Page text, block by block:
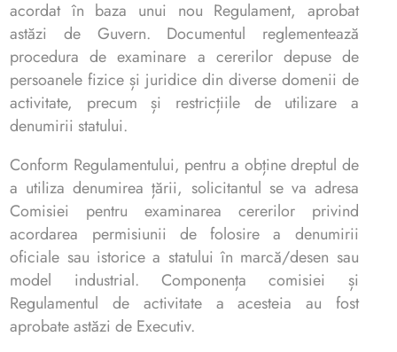
acordat în baza unui nou Regulament, aprobat
astăzi de Guvern. Documentul reglementează
procedura de examinare a cererilor depuse de
persoanele fizice și juridice din diverse domenii de
activitate, precum și restricțiile de utilizare a
denumirii statului.
Conform Regulamentului, pentru a obține dreptul de
a utiliza denumirea țării, solicitantul se va adresa
Comisiei pentru examinarea cererilor privind
acordarea permisiunii de folosire a denumirii
oficiale sau istorice a statului în marcă/desen sau
model industrial. Componența comisiei și
Regulamentul de activitate a acesteia au fost
aprobate astăzi de Executiv.